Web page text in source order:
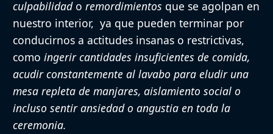
culpabilidado remordimientos que se agolpan en
nuestro interior, ya que pueden terminar por
conducirnos a actitudes insanas o restrictivas,
como ingerir cantidades insuficientes de comida,
acudir constantemente al lavabo para eludir una
mesa repleta de manjares, aislamiento social o
incluso sentir ansiedad o angustia en toda la
ceremonia.